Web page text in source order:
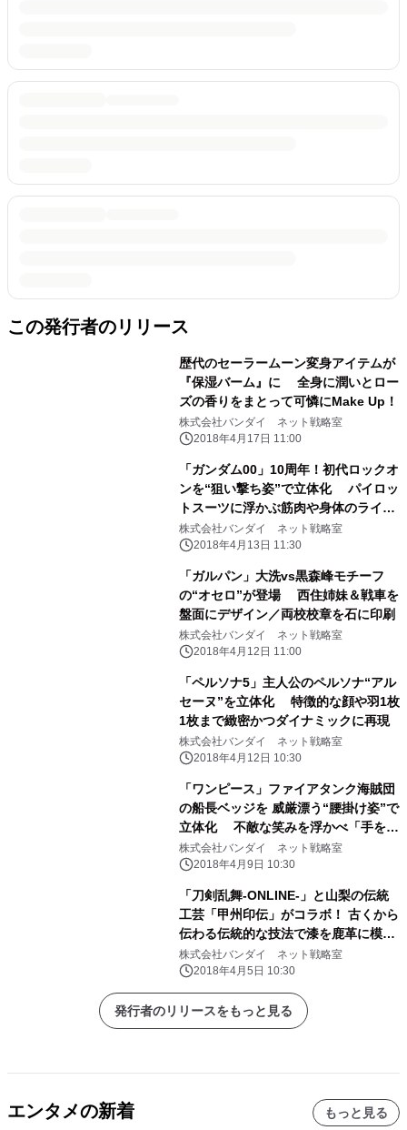
この発行者のリリース
歴代のセーラームーン変身アイテムが
『保湿バーム』に 全身に潤いとロー
ズの香りをまとって可憐にMake Up！
株式会社バンダイ ネット戦略室
2018年4月17日 11:00
「ガンダム00」10周年！初代ロックオ
ンを“狙い撃ち姿”で立体化 パイロッ
トスーツに浮かぶ筋肉や身体のライン
まで再現
株式会社バンダイ ネット戦略室
2018年4月13日 11:30
「ガルパン」大洗vs黒森峰モチーフ
の“オセロ”が登場 西住姉妹＆戦車を
盤面にデザイン／両校校章を石に印刷
株式会社バンダイ ネット戦略室
2018年4月12日 11:00
「ペルソナ5」主人公のペルソナ“アル
セーヌ”を立体化 特徴的な顔や羽1枚
1枚まで緻密かつダイナミックに再現
株式会社バンダイ ネット戦略室
2018年4月12日 10:30
「ワンピース」ファイアタンク海賊団
の船長ベッジを 威厳漂う“腰掛け姿”で
立体化 不敵な笑みを浮かべ「手を組
む・銃を構える」2ポーズを再現
株式会社バンダイ ネット戦略室
2018年4月9日 10:30
「刀剣乱舞-ONLINE-」と山梨の伝統
工芸「甲州印伝」がコラボ！ 古くから
伝わる伝統的な技法で漆を鹿革に模様
付けした商品！
株式会社バンダイ ネット戦略室
2018年4月5日 10:30
発行者のリリースをもっと見る
エンタメの新着 もっと見る